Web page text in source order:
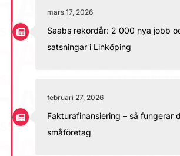
mars 17, 2026
Saabs rekordår: 2 000 nya jobb
satsningar i Linköping
februari 27, 2026
Fakturafinansiering – så fungerar
småföretag